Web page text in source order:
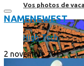
Vos photos de
NAMENEWEST
High-Tech
2 novembre 2015